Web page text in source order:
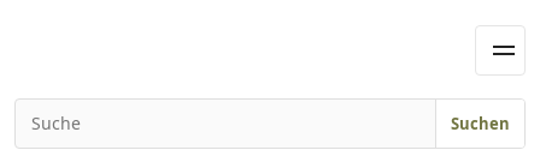
Search for:
Suchen